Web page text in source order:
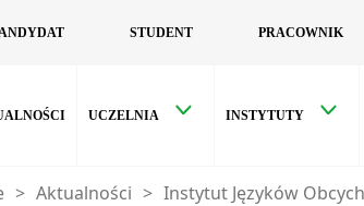
STUDENT PRACOWNIK
UCZELNIA INSTYTUTY
> Aktualności > Instytut Języków